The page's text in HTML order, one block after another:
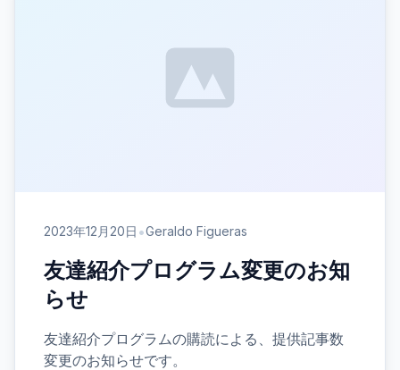
2023年12月20日 •Geraldo Figueras
友達紹介プログラム変更のお知
らせ
友達紹介プログラムの購読による、提供記事数
変更のお知らせです。